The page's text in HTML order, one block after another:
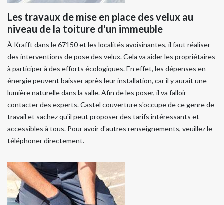
Les travaux de mise en place des velux au
niveau de la toiture d'un immeuble
À Krafft dans le 67150 et les localités avoisinantes, il faut réaliser
des interventions de pose des velux. Cela va aider les propriétaires
à participer à des efforts écologiques. En effet, les dépenses en
énergie peuvent baisser après leur installation, car il y aurait une
lumière naturelle dans la salle. Afin de les poser, il va falloir
contacter des experts. Castel couverture s'occupe de ce genre de
travail et sachez qu'il peut proposer des tarifs intéressants et
accessibles à tous. Pour avoir d'autres renseignements, veuillez le
téléphoner directement.